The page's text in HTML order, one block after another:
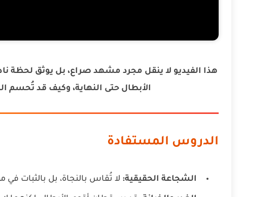
هذا الفيديو لا ينقل مجرد مشهد صراع، بل يوثق لحظة
الأبطال حتى النهاية، وكيف قد تُحسم
الدروس المستفادة
الشجاعة الحقيقية: لا تُقاس بالنجاة، بل بالثبات في